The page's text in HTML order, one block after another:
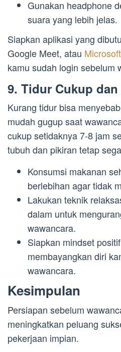
Gunakan headphone
suara yang lebih jelas.
Siapkan aplikasi yang
Google Meet, atau Microsoft
kamu sudah login sebelum
9. Tidur Cukup dan
Kurang tidur bisa
mudah gugup saat
cukup setidaknya 7-8 jam
tubuh dan pikiran tetap
Konsumsi makanan
berlebihan agar tidak
Lakukan teknik
dalam untuk
wawancara.
Siapkan mindset
membayangkan diri
wawancara.
Kesimpulan
Persiapan sebelum
meningkatkan peluang
pekerjaan impian.